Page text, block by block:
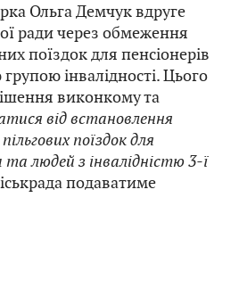
Ольга Демчук вдруге
ради через обмеження
поїздок для пенсіонерів
інвалідності. Цього
виконкому та
від встановлення
поїздок для
та людей з інвалідністю 3-ї
подаватиме